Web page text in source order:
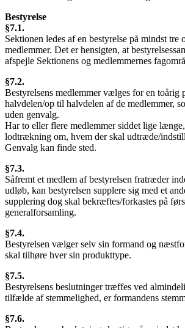
Bestyrelse
§7.1.
Sektionen ledes af en bestyrelse på mindst tre
medlemmer. Det er hensigten, at
afspejle Sektionens og medlemmernes
§7.2.
Bestyrelsens medlemmer vælges for en toårig
halvdelen/op til halvdelen af de medlemmer,
uden genvalg.
Har to eller flere medlemmer siddet lige
lodtrækning om, hvem der skal udtræde/
Genvalg kan finde sted.
§7.3.
Såfremt et medlem af bestyrelsen fratræder
udløb, kan bestyrelsen supplere sig med et
supplering dog skal bekræftes/forkastes på
generalforsamling.
§7.4.
Bestyrelsen vælger selv sin formand og
skal tilhøre hver sin produkttype.
§7.5.
Bestyrelsens beslutninger træffes ved
tilfælde af stemmelighed, er formandens
§7.6.